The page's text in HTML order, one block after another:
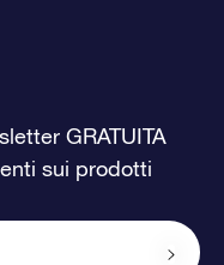
GRATUITA
sui prodotti